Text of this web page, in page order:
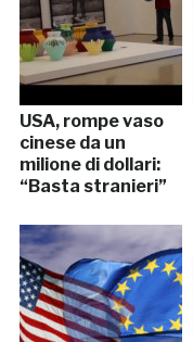
USA, rompe vaso
cinese da un
milione di dollari:
“Basta stranieri”